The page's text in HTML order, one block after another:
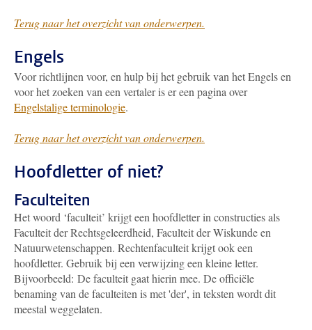
Terug naar het overzicht van onderwerpen.
Engels
Voor richtlijnen voor, en hulp bij het gebruik van het Engels en
voor het zoeken van een vertaler is er een pagina over
Engelstalige terminologie.
Terug naar het overzicht van onderwerpen.
Hoofdletter of niet?
Faculteiten
Het woord ‘faculteit’ krijgt een hoofdletter in constructies als
Faculteit der Rechtsgeleerdheid, Faculteit der Wiskunde en
Natuurwetenschappen. Rechtenfaculteit krijgt ook een
hoofdletter. Gebruik bij een verwijzing een kleine letter.
Bijvoorbeeld: De faculteit gaat hierin mee. De officiële
benaming van de faculteiten is met 'der', in teksten wordt dit
meestal weggelaten.